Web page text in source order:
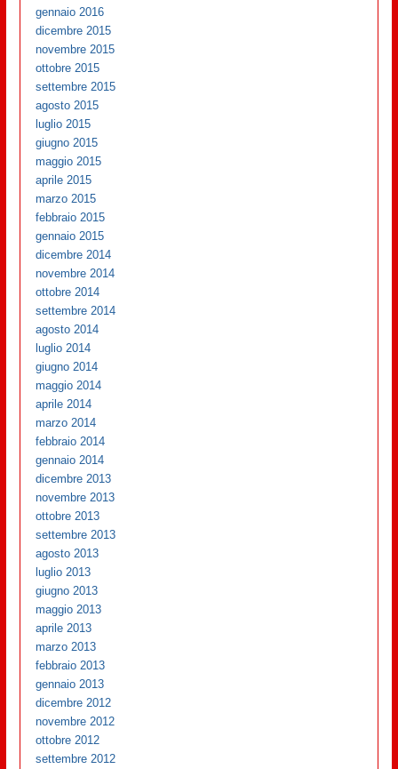
gennaio 2016
dicembre 2015
novembre 2015
ottobre 2015
settembre 2015
agosto 2015
luglio 2015
giugno 2015
maggio 2015
aprile 2015
marzo 2015
febbraio 2015
gennaio 2015
dicembre 2014
novembre 2014
ottobre 2014
settembre 2014
agosto 2014
luglio 2014
giugno 2014
maggio 2014
aprile 2014
marzo 2014
febbraio 2014
gennaio 2014
dicembre 2013
novembre 2013
ottobre 2013
settembre 2013
agosto 2013
luglio 2013
giugno 2013
maggio 2013
aprile 2013
marzo 2013
febbraio 2013
gennaio 2013
dicembre 2012
novembre 2012
ottobre 2012
settembre 2012